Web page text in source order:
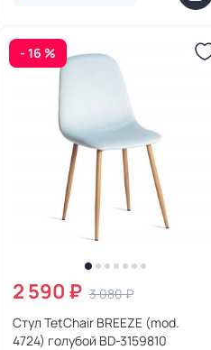
- 16 %
2 590 ₽ 3 080 ₽
Стул TetChair BREEZE (mod.
4724) голубой BD-3159810